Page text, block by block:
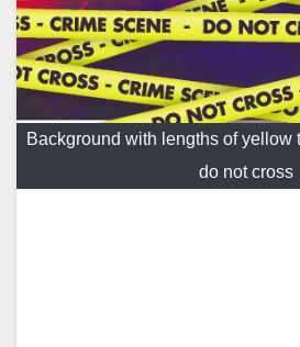
Background with lengths of yellow
do not cross